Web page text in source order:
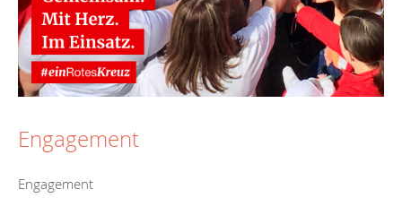
Engagement
Engagement